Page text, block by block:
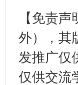
【免责
外），其
发推广仅
仅供交流